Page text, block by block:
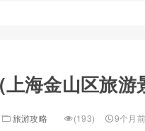
海金山区旅游
旅游攻略 (193) 9个月前